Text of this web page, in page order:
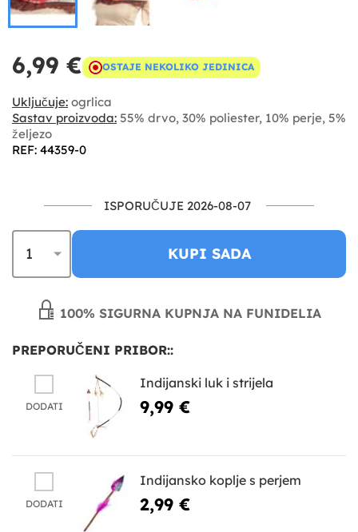
6,99 € OSTAJE NEKOLIKO JEDINICA
Uključuje: ogrlica
Sastav proizvoda: 55% drvo, 30% poliester, 10% perje, 5%
željezo
REF: 44359-0
ISPORUČUJE 2026-08-07
KUPI SADA
100% SIGURNA KUPNJA NA FUNIDELIA
PREPORUČENI PRIBOR::
DODATI
Indijanski luk i strijela
9,99 €
DODATI
Indijansko koplje s perjem
2,99 €